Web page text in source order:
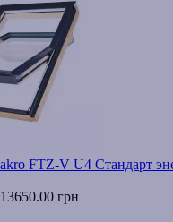
FTZ-V U4 Стандарт
13650.00 грн